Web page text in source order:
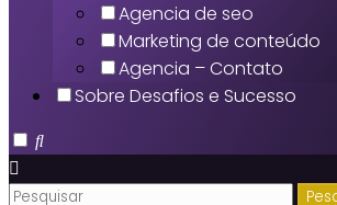
Agencia de seo
Marketing de conteúdo
Agencia – Contato
Sobre Desafios e Sucesso